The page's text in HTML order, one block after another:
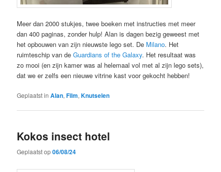
Meer dan 2000 stukjes, twee boeken met instructies met meer
dan 400 paginas, zonder hulp! Alan is dagen bezig geweest met
het opbouwen van zijn nieuwste lego set. De Milano. Het
ruimteschip van deGuardians of the Galaxy. Het resultaat was
zo mooi (en zijn kamer was al helemaal vol met al zijn lego sets),
dat we er zelfs een nieuwe vitrine kast voor gekocht hebben!
Geplaatst in Alan,Film,Knutselen
Kokos insect hotel
Geplaatst op06/08/24